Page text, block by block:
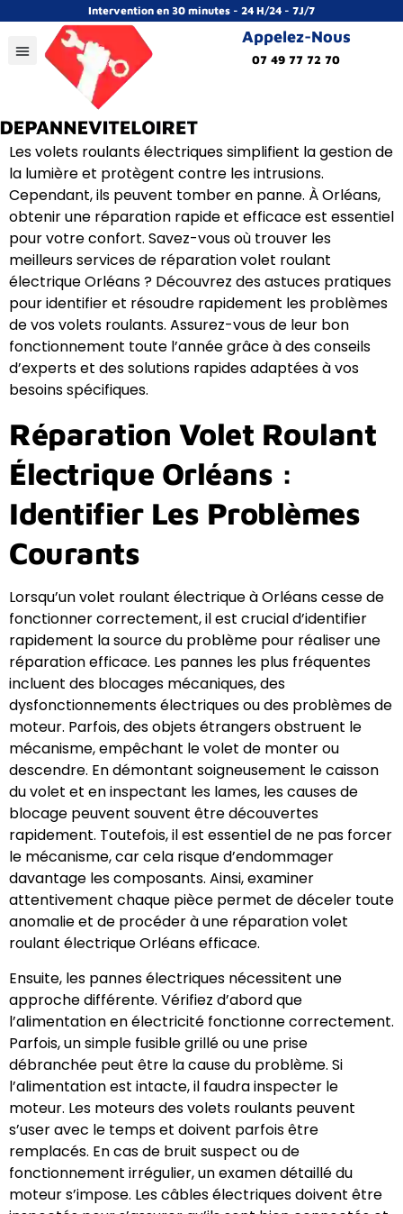
Intervention en 30 minutes - 24 H/24 - 7J/7
Appelez-Nous
07 49 77 72 70
Les volets roulants électriques simplifient la gestion de
la lumière et protègent contre les intrusions.
Cependant, ils peuvent tomber en panne. À Orléans,
obtenir une réparation rapide et efficace est essentiel
pour votre confort. Savez-vous où trouver les
meilleurs services de réparation volet roulant
électrique Orléans ? Découvrez des astuces pratiques
pour identifier et résoudre rapidement les problèmes
de vos volets roulants. Assurez-vous de leur bon
fonctionnement toute l’année grâce à des conseils
d’experts et des solutions rapides adaptées à vos
besoins spécifiques.
Réparation Volet Roulant
Électrique Orléans :
Identifier Les Problèmes
Courants
Lorsqu’un volet roulant électrique à Orléans cesse de
fonctionner correctement, il est crucial d’identifier
rapidement la source du problème pour réaliser une
réparation efficace. Les pannes les plus fréquentes
incluent des blocages mécaniques, des
dysfonctionnements électriques ou des problèmes de
moteur. Parfois, des objets étrangers obstruent le
mécanisme, empêchant le volet de monter ou
descendre. En démontant soigneusement le caisson
du volet et en inspectant les lames, les causes de
blocage peuvent souvent être découvertes
rapidement. Toutefois, il est essentiel de ne pas forcer
le mécanisme, car cela risque d’endommager
davantage les composants. Ainsi, examiner
attentivement chaque pièce permet de déceler toute
anomalie et de procéder à une réparation volet
roulant électrique Orléans efficace.
Ensuite, les pannes électriques nécessitent une
approche différente. Vérifiez d’abord que
l’alimentation en électricité fonctionne correctement.
Parfois, un simple fusible grillé ou une prise
débranchée peut être la cause du problème. Si
l’alimentation est intacte, il faudra inspecter le
moteur. Les moteurs des volets roulants peuvent
s’user avec le temps et doivent parfois être
remplacés. En cas de bruit suspect ou de
fonctionnement irrégulier, un examen détaillé du
moteur s’impose. Les câbles électriques doivent être